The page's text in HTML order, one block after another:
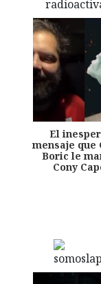
El
mensaje que
Boric le
Cony